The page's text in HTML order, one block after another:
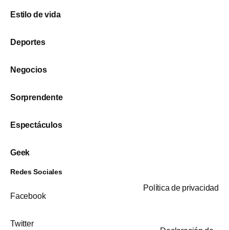
Estilo de vida
Deportes
Negocios
Sorprendente
Espectáculos
Geek
Redes Sociales
Facebook
Twitter
Política de privacidad